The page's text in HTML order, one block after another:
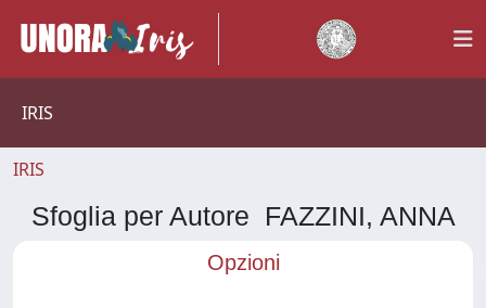
IRIS
IRIS
Sfoglia per Autore FAZZINI, ANNA
Opzioni